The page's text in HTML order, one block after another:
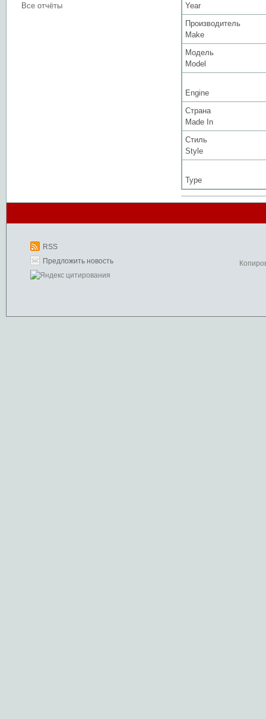
Все отчёты
Year
Производитель
Make
Модель
Model
Engine
Страна
Made In
Стиль
Style
Type
RSS
Предложить новость